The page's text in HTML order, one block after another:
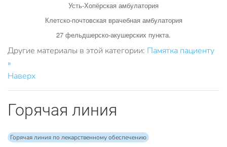
Усть-Хопёрская амбулатория
Клетско-почтовская врачебная амбулатория
27 фельдшерско-акушерских пункта.
Другие материалы в этой категории: Памятка пациенту
»
Наверх
Горячая линия
Горячая линия по лекарственному обеспечению